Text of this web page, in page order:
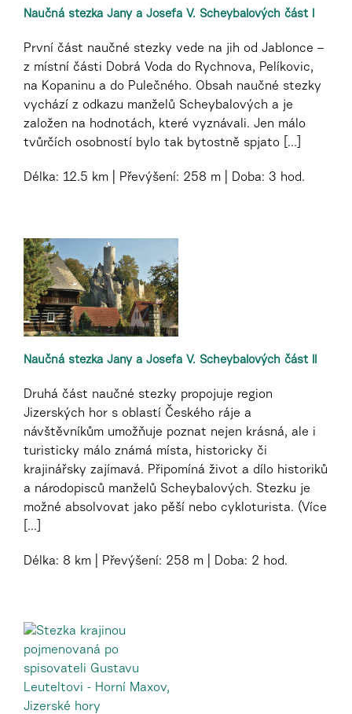
Naučná stezka Jany a Josefa V. Scheybalových část I
První část naučné stezky vede na jih od Jablonce –
z místní části Dobrá Voda do Rychnova, Pelíkovic,
na Kopaninu a do Pulečného. Obsah naučné stezky
vychází z odkazu manželů Scheybalových a je
založen na hodnotách, které vyznávali. Jen málo
tvůrčích osobností bylo tak bytostně spjato [...]
Délka: 12.5 km Převýšení: 258 m Doba: 3 hod.
Naučná stezka Jany a Josefa V. Scheybalových část II
Druhá část naučné stezky propojuje region
Jizerských hor s oblastí Českého ráje a
návštěvníkům umožňuje poznat nejen krásná, ale i
turisticky málo známá místa, historicky či
krajinářsky zajímavá. Připomíná život a dílo historiků
a národopisců manželů Scheybalových. Stezku je
možné absolvovat jako pěší nebo cykloturista. (Více
[...]
Délka: 8 km Převýšení: 258 m Doba: 2 hod.